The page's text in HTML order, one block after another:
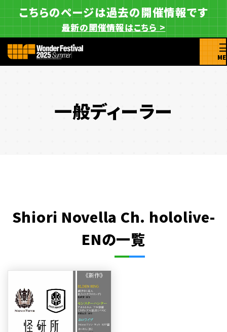
こちらのページは過去の開催情報です
最新の開催情報はこちら >
一般ディーラー
Shiori Novella Ch. hololive-
ENの一覧